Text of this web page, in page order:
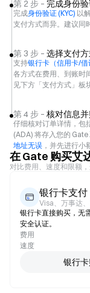
第 2 步 – 完成身份
完成身份验证 (KYC) 以
支付方式而异。建议同
第 3 步 – 选择支付
支持银行卡（信用卡/借
各方式在费用、到账时
见下方「支付方式」板
第 4 步 – 核对信息并
仔细核对订单详情，包
(ADA) 将存入您的
地址无误 ，并先进行小
在 Gate 购买艾
对比费用、速度和限额
银行卡支付
Visa、万事达
银行卡直接购买，无
安全认证。
费用
速度
银行